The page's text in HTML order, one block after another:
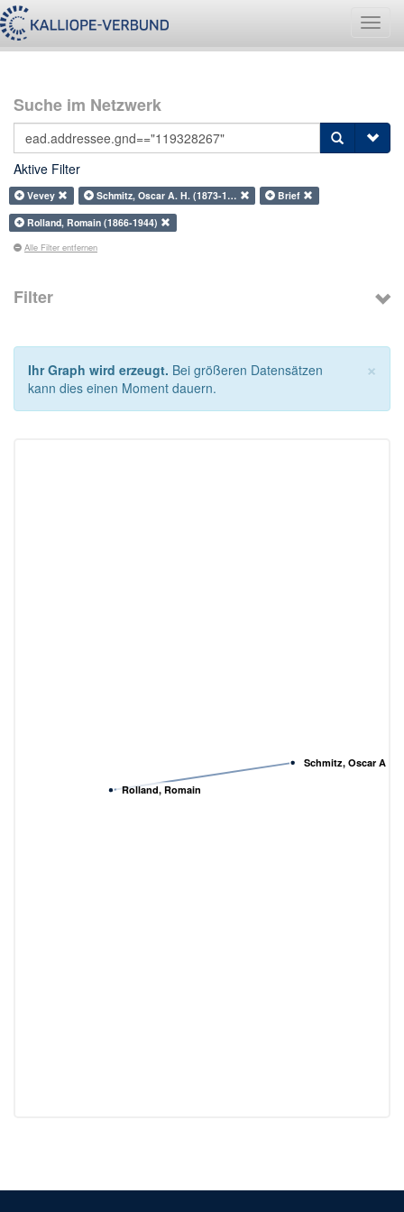
Suche im Netzwerk
Aktive Filter
Vevey Schmitz, Oscar A. H. (1873-1…
Brief
Rolland, Romain (1866-1944)
Alle Filter entfernen
Filter
×
Ihr Graph wird erzeugt. Bei größeren Datensätzen
kann dies einen Moment dauern.
Rolland, Romain
Schmitz, Oscar A. H.